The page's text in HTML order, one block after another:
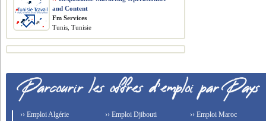
and Content
Fm Services
Tunis, Tunisie
›› Emploi Algérie
›› Emploi Djibouti
›› Emploi Maroc